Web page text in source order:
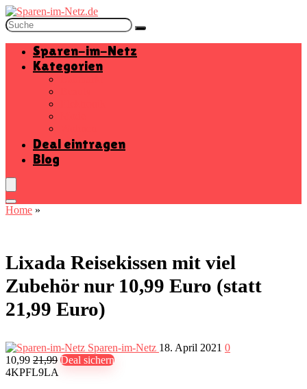
Sparen-im-Netz
Kategorien
Deal eintragen
Blog
Home »
Lixada Reisekissen mit viel
Zubehör nur 10,99 Euro (statt
21,99 Euro)
Sparen-im-Netz 18. April 2021 0
10,99 21,99 Deal sichern
4KPFL9LA